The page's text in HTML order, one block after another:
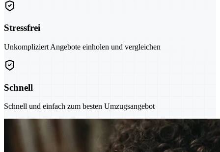
Stressfrei
Unkompliziert Angebote einholen und vergleichen
Schnell
Schnell und einfach zum besten Umzugsangebot